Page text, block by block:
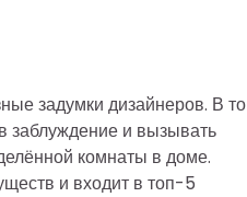
задумки дизайнеров. В то
заблуждение и вызывать
комнаты в доме.
и входит в топ-5